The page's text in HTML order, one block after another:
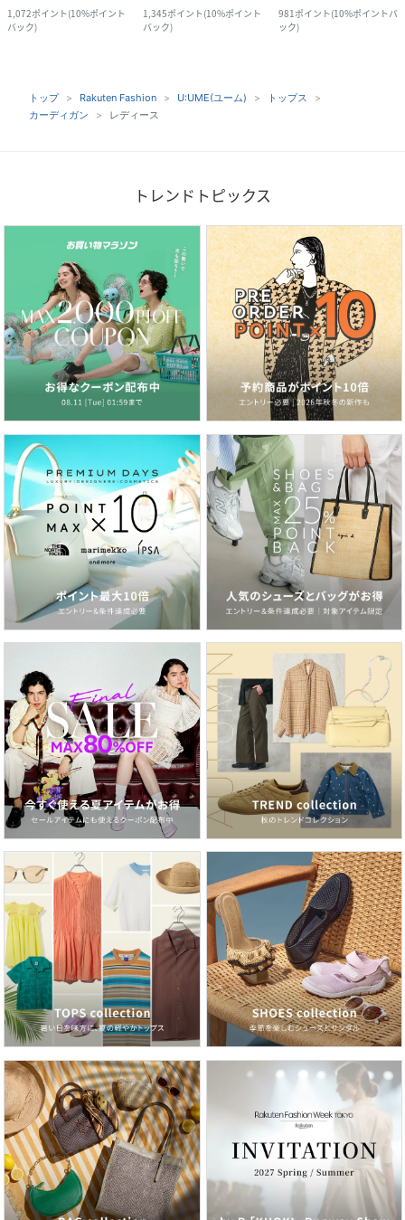
1,072ポイント(10%ポイント
バック)
1,345ポイント(10%ポイント
バック)
981ポイント(10%ポイントバ
ック)
トップ Rakuten Fashion U:UME(ユーム)
トップス
カーディガン
レディース
トレンドトピックス